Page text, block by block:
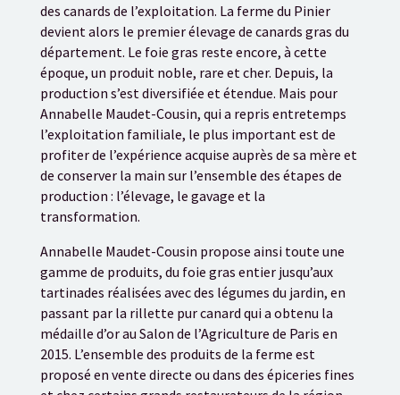
des canards de l’exploitation. La ferme du Pinier
devient alors le premier élevage de canards gras du
département. Le foie gras reste encore, à cette
époque, un produit noble, rare et cher. Depuis, la
production s’est diversifiée et étendue. Mais pour
Annabelle Maudet-Cousin, qui a repris entretemps
l’exploitation familiale, le plus important est de
profiter de l’expérience acquise auprès de sa mère et
de conserver la main sur l’ensemble des étapes de
production : l’élevage, le gavage et la
transformation.
Annabelle Maudet-Cousin propose ainsi toute une
gamme de produits, du foie gras entier jusqu’aux
tartinades réalisées avec des légumes du jardin, en
passant par la rillette pur canard qui a obtenu la
médaille d’or au Salon de l’Agriculture de Paris en
2015. L’ensemble des produits de la ferme est
proposé en vente directe ou dans des épiceries fines